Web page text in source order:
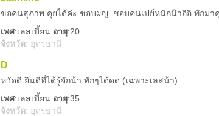
ขอคนสุภาพ คุยได้ค่ะ ชอบผญ. ชอบคนเปย์หนักน๊าอิอิ ทักมาคุ
เพศ:เลสเบี้ยน อายุ:20
จังหวัด: อุดรธานี
D
หวัดดี ยินดีที่ได้รู้จักน้า ทักๆได้ดด (เฉพาะเลสน้า)
เพศ:เลสเบี้ยน อายุ:35
จังหวัด: อุดรธานี